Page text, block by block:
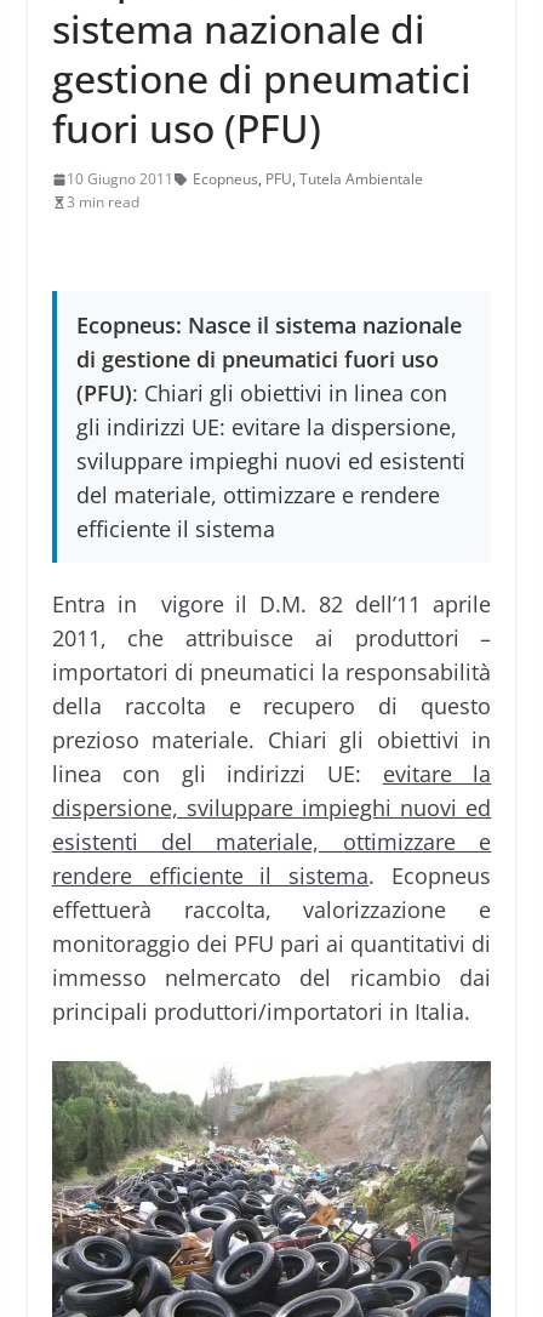
sistema nazionale di
gestione di pneumatici
fuori uso (PFU)
10 Giugno 2011 Ecopneus, PFU, Tutela Ambientale
3 min read
Ecopneus: Nasce il sistema nazionale
di gestione di pneumatici fuori uso
(PFU): Chiari gli obiettivi in linea con
gli indirizzi UE: evitare la dispersione,
sviluppare impieghi nuovi ed esistenti
del materiale, ottimizzare e rendere
efficiente il sistema
Entra in vigore il D.M. 82 dell’11 aprile
2011, che attribuisce ai produttori –
importatori di pneumatici la responsabilità
della raccolta e recupero di questo
prezioso materiale. Chiari gli obiettivi in
linea con gli indirizzi UE: evitare la
dispersione, sviluppare impieghi nuovi ed
esistenti del materiale, ottimizzare e
rendere efficiente il sistema. Ecopneus
effettuerà raccolta, valorizzazione e
monitoraggio dei PFU pari ai quantitativi di
immesso nelmercato del ricambio dai
principali produttori/importatori in Italia.